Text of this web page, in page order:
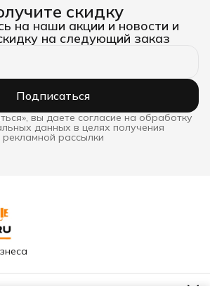
скидку
на наши акции и новости и
на следующий заказ
Подписаться
вы даете согласие на обработку
данных в целях получения
рассылки